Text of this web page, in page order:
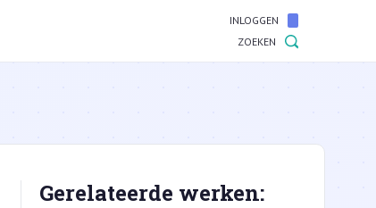
INLOGGEN
ZOEKEN
Gerelateerde werken: